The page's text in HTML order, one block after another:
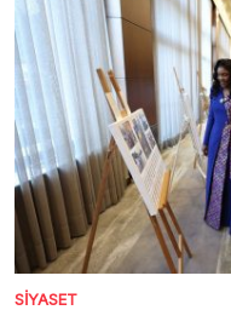
SIYASET